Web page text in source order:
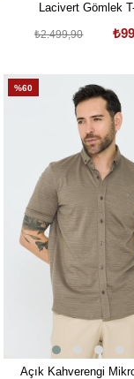
Lacivert Gömlek
₺2.499,90
%60
Açık Kahverengi